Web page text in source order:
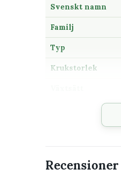
Svenskt namn
Familj
Typ
Krukstorlek
Svårighetsgrad
Passar perfekt för
Recensioner